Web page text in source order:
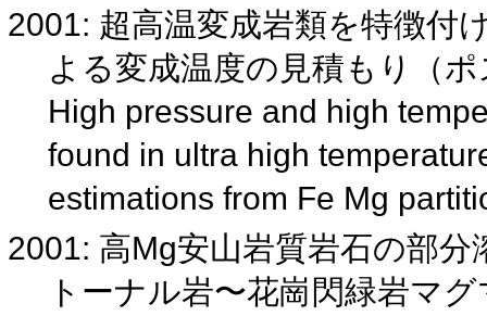
2001: 超高温変成岩類を特徴付
よる変成温度の見積もり（
High pressure and high
found in ultra high
estimations from Fe Mg
2001: 高Mg安山岩質岩石の部
トーナル岩〜花崗閃緑岩マ